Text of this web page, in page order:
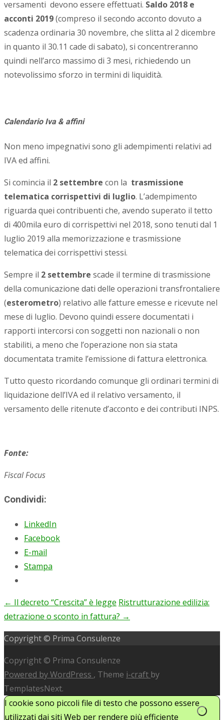
versamenti devono essere effettuati. Saldo 2018 e
acconti 2019(compreso il secondo acconto dovuto a
scadenza ordinaria 30 novembre, che slitta al 2 dicembre
in quanto il 30.11 cade di sabato), si concentreranno
quindi nell’arco massimo di 3 mesi, richiedendo un
notevolissimo sforzo in termini di liquidità.
Calendario Iva & affini
Non meno impegnativi sono gli adempimenti relativi ad
IVA ed affini.
Si comincia il 2 settembre con la trasmissione
telematica corrispettivi di luglio. L’adempimento
riguarda quei contribuenti che, avendo superato il tetto
di 400mila euro di corrispettivi nel 2018, sono tenuti dal 1
luglio 2019 alla memorizzazione e trasmissione
telematica dei corrispettivi stessi.
Sempre il 2 settembre scade il termine di trasmissione
della comunicazione dati delle operazioni transfrontaliere
(esterometro) relativo alle fatture emesse e ricevute nel
mese di luglio. Devono quindi essere documentati i
rapporti intercorsi con soggetti non nazionali o non
stabiliti, a meno che l’operazione non sia stata
documentata tramite l’emissione di fattura elettronica.
Tutto questo ricordando comunque gli ordinari termini di
liquidazione dell’IVA ed il relativo versamento, il
versamento delle ritenute d’acconto e dei contributi INPS.
Fonte:
Fiscal Focus
Condividi:
LinkedIn
Facebook
E-mail
Stampa
Post
← Il decreto “Crescita” è legge Ristrutturazione edilizia:
detrazione o sconto in fattura? →
Copyright © Prima Consulenze
Copyright © Prima Consulenze
Powered by WordPress , Theme i-craft by
TemplatesNext.
I cookie sono piccoli file di testo che possono essere
utilizzati dai siti Web per rendere più efficiente